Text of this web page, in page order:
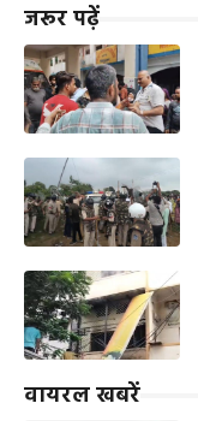
जरूर पढ़ें
वायरल खबरें